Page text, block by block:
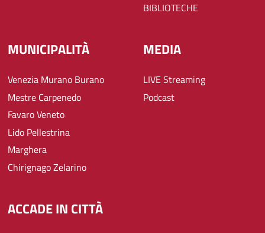
BIBLIOTECHE
MUNICIPALITÀ
Venezia Murano Burano
Mestre Carpenedo
Favaro Veneto
Lido Pellestrina
Marghera
Chirignago Zelarino
MEDIA
LIVE Streaming
Podcast
ACCADE IN CITTÀ